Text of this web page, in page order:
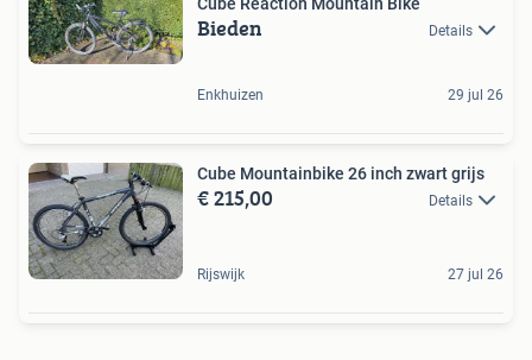
Bieden Details
Enkhuizen 29 jul 26
Cube Mountainbike 26 inch zwart grijs
€ 215,00 Details
Rijswijk 27 jul 26